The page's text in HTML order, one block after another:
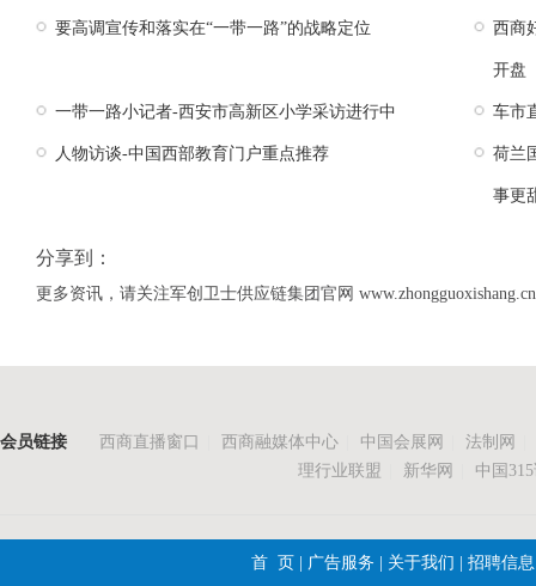
要高调宣传和落实在“一带一路”的战略定位 西商
开盘
一带一路小记者-西安市高新区小学采访进行中 车市
人物访谈-中国西部教育门户重点推荐 荷兰
事更
分享到：
更多资讯，请关注军创卫士供应链集团官网 www.zhongguoxishang.cn
会员链接 西商直播窗口 西商融媒体中心 中国会展网 法制网
理行业联盟
新华网 中国
首 页 广告服务 关于我们 招聘信息